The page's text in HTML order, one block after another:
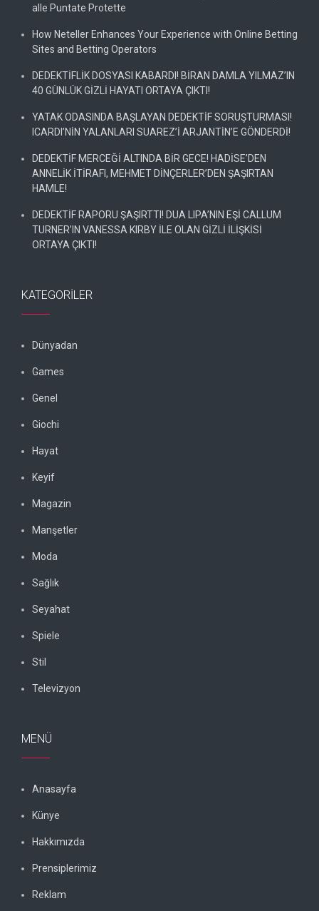
alle Puntate Protette
How Neteller Enhances Your Experience with Online Betting
Sites and Betting Operators
DEDEKTİFLİK DOSYASI KABARDI! BİRAN DAMLA YILMAZ’IN
40 GÜNLÜK GİZLİ HAYATI ORTAYA ÇIKTI!
YATAK ODASINDA BAŞLAYAN DEDEKTİF SORUŞTURMASI!
ICARDI’NİN YALANLARI SUAREZ’İ ARJANTİN’E GÖNDERDİ!
DEDEKTİF MERCEĞİ ALTINDA BİR GECE! HADİSE’DEN
ANNELİK İTİRAFI, MEHMET DİNÇERLER’DEN ŞAŞIRTAN
HAMLE!
DEDEKTİF RAPORU ŞAŞIRTTI! DUA LIPA’NIN EŞİ CALLUM
TURNER’IN VANESSA KIRBY İLE OLAN GİZLİ İLİŞKİSİ
ORTAYA ÇIKTI!
KATEGORILER
Dünyadan
Games
Genel
Giochi
Hayat
Keyif
Magazin
Manşetler
Moda
Sağlık
Seyahat
Spiele
Stil
Televizyon
MENÜ
Anasayfa
Künye
Hakkımızda
Prensiplerimiz
Reklam